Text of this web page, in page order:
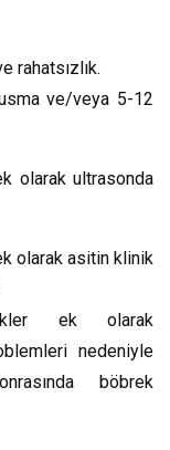
rahatsızlık.
ve/veya 5-12
olarak ultrasonda
olarak asitin klinik
ek olarak
nedeniyle
böbrek